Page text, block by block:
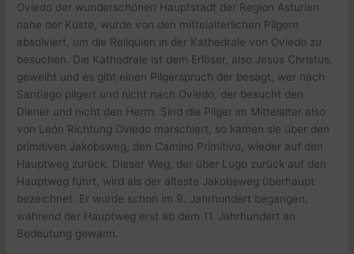
Oviedo der wunderschönen Hauptstadt der Region Asturien
nahe der Küste, wurde von den mittelalterlichen Pilgern
absolviert, um die Reliquien in der Kathedrale von Oviedo zu
besuchen. Die Kathedrale ist dem Erlöser, also Jesus Christus,
geweiht und es gibt einen Pilgerspruch der besagt, wer nach
Santiago pilgert und nicht nach Oviedo, der besucht den
Diener und nicht den Herrn. Sind die Pilger im Mittelalter also
von León Richtung Oviedo marschiert, so kamen sie über den
primitiven Jakobsweg, den Camino Primitivo, wieder auf den
Hauptweg zurück. Dieser Weg, der über Lugo zurück auf den
Hauptweg führt, wird als der älteste Jakobsweg überhaupt
bezeichnet. Er wurde schon im 9. Jahrhundert begangen,
während der Hauptweg erst ab dem 11. Jahrhundert an
Bedeutung gewann.